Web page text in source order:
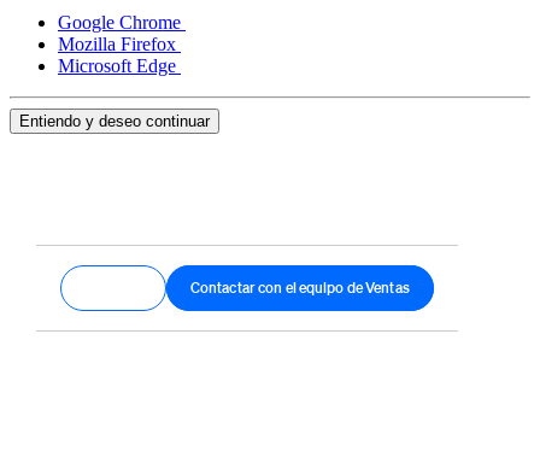
Contactar con el equipo de Ventas
Google Chrome
Mozilla Firefox
Microsoft Edge
Entiendo y deseo continuar